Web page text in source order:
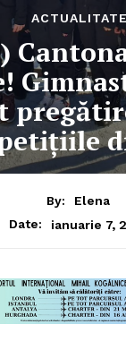
ACTUALITATE
By:
Elena
Date:
ianuarie 7,